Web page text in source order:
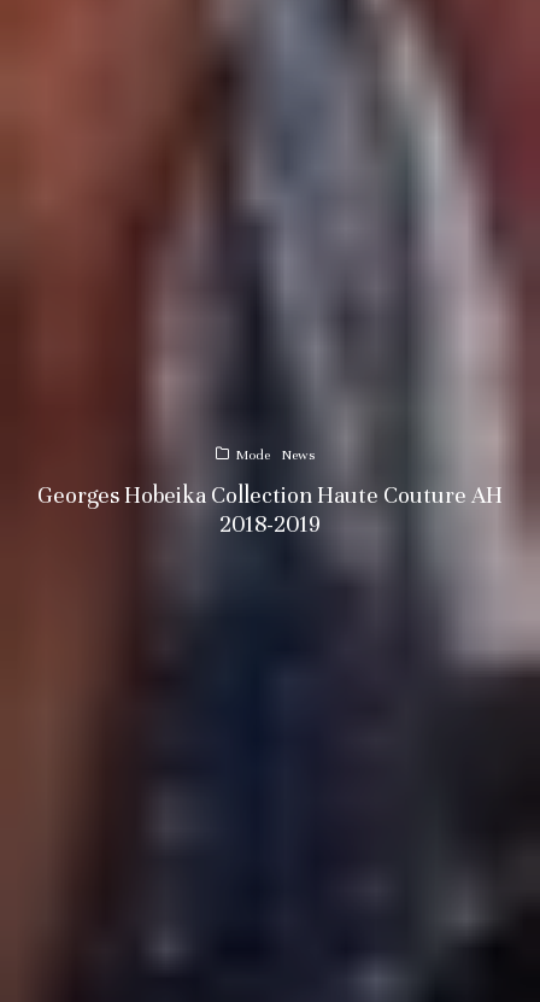
Mode News
Georges Hobeika Collection Haute Couture AH
2018-2019